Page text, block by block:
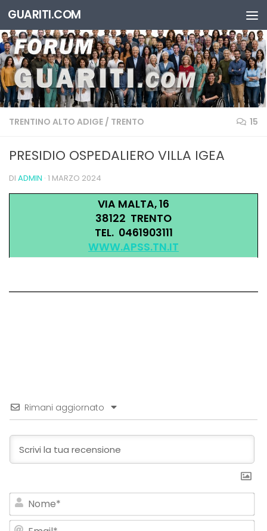
Salta al contenuto
GUARITI.COM
TRENTINO ALTO ADIGE / TRENTO 15
PRESIDIO OSPEDALIERO VILLA IGEA
DI ADMIN · 1 MARZO 2024
VIA MALTA, 16
38122 TRENTO
TEL. 0461903111
WWW.APSS.TN.IT
Rimani aggiornato